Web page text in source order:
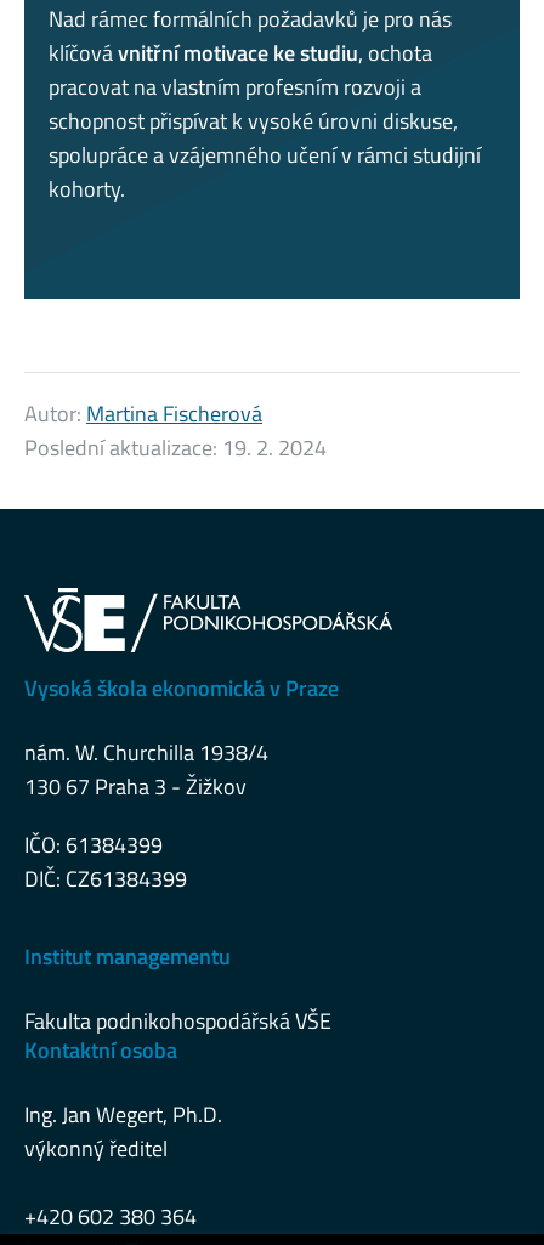
Nad rámec formálních požadavků je pro nás
klíčovávnitřní motivace ke studiu, ochota
pracovat na vlastním profesním rozvoji a
schopnost přispívat k vysoké úrovni diskuse,
spolupráce a vzájemného učení v rámci studijní
kohorty.
Autor: Martina Fischerová
Poslední aktualizace: 19. 2. 2024
Vysoká škola ekonomická v Praze
nám. W. Churchilla 1938/4
130 67 Praha 3 - Žižkov
IČO: 61384399
DIČ: CZ61384399
Institut managementu
Fakulta podnikohospodářská VŠE
Kontaktní osoba
Ing. Jan Wegert, Ph.D.
výkonný ředitel
+420 602 380 364